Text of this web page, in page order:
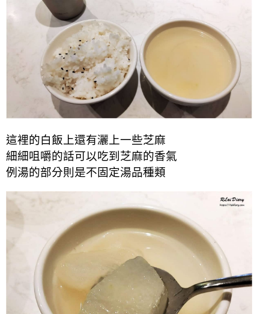
這裡的白飯上還有灑上一些芝麻
細細咀嚼的話可以吃到芝麻的香氣
例湯的部分則是不固定湯品種類